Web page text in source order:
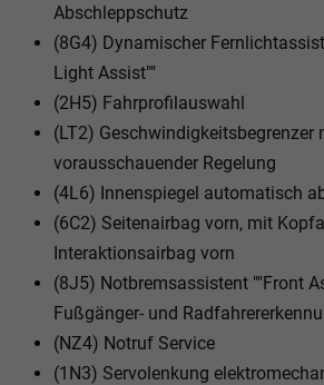
Abschleppschutz
(8G4) Dynamischer
Light Assist""
(2H5) Fahrprofilauswahl
(LT2) Geschwindigkeitsbegrenzer
vorausschauender Regelung
(4L6) Innenspiegel automatisch
(6C2) Seitenairbag vorn, mit
Interaktionsairbag vorn
(8J5) Notbremsassistent ""Front
Fußgänger- und
(NZ4) Notruf Service
(1N3) Servolenkung